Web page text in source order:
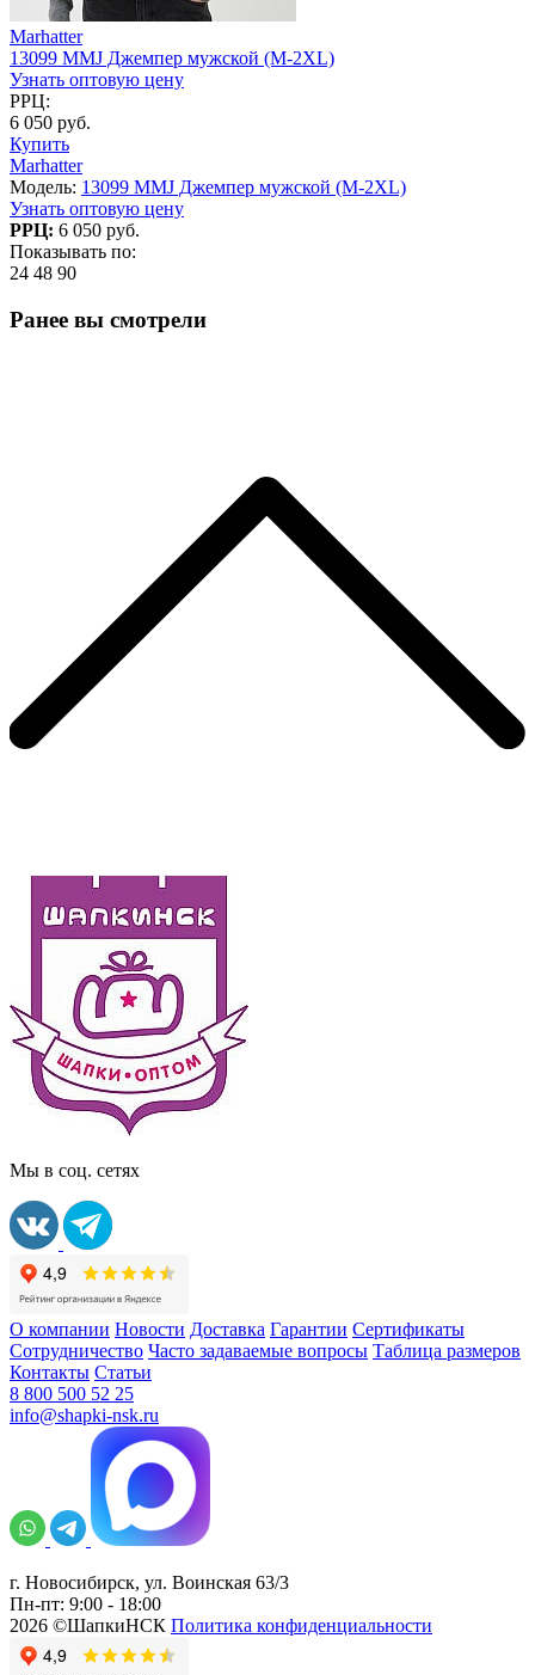
Marhatter
13099 MMJ Джемпер мужской (M-2XL)
Узнать оптовую цену
РРЦ:
6 050 руб.
Купить
Marhatter
Модель: 13099 MMJ Джемпер мужской (M-2XL)
Узнать оптовую цену
РРЦ: 6 050 руб.
Показывать по:
24 48 90
Ранее вы смотрели
Мы в соц. сетях
О компании Новости Доставка Гарантии Сертификаты
Сотрудничество Часто задаваемые вопросы Таблица размеров
Контакты Статьи
8 800 500 52 25
info@shapki-nsk.ru
г. Новосибирск, ул. Воинская 63/3
Пн-пт: 9:00 - 18:00
2026 ©ШапкиНСК Политика конфиденциальности